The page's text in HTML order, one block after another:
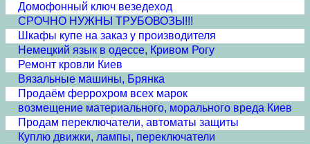
Домофонный ключ везедеход
СРОЧНО НУЖНЫ ТРУБОВОЗЫ!!!
Шкафы купе на заказ у производителя
Немецкий язык в одессе, Кривом Рогу
Ремонт кровли Киев
Вязальные машины, Брянка
Продаём феррохром всех марок
возмещение материального, морального вреда Киев
Продам переключатели, автоматы защиты
Куплю движки, лампы, переключатели